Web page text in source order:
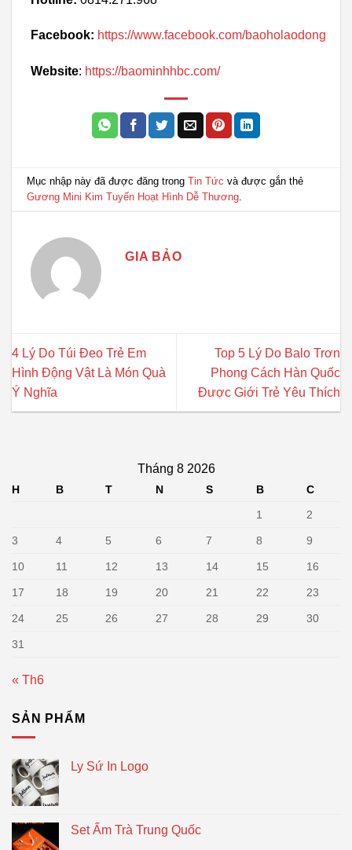
Facebook: https://www.facebook.com/baoholaodong
Website: https://baominhhbc.com/
Mục nhập này đã được đăng trongTin Tức và được gắn thẻ
Gương Mini Kim Tuyến Hoạt Hình Dễ Thương
GIA BẢO
4 Lý Do Túi Đeo Trẻ Em
Hình Động Vật Là Món Quà
Ý Nghĩa
Top 5 Lý Do Balo Trơn
Phong Cách Hàn Quốc
Được Giới Trẻ Yêu Thích
Tháng 8 2026
H B T N S B
C
1
2
3 4 5 6 7 8 9
10 11 12 13 14 15 16
17 18 19 20 21 22 23
24 25 26 27 28 29 30
31
« Th6
SẢN PHẨM
Ly Sứ In Logo
Set Ấm Trà Trung Quốc